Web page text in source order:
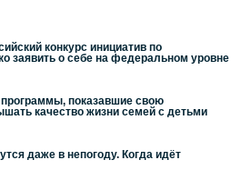
конкурс инициатив по
заявить о себе на федеральном уровне
показавшие свою
качество жизни семей с детьми
даже в непогоду. Когда идёт